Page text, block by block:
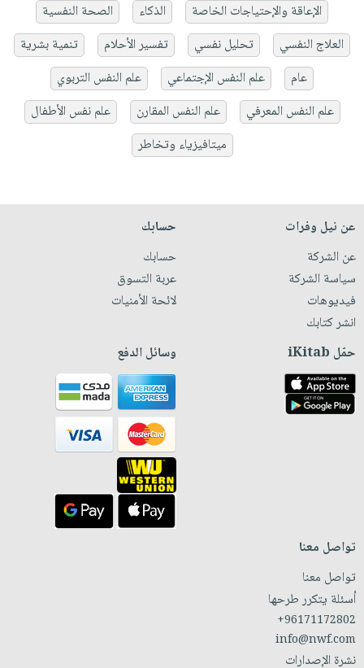
الإعاقة والإحتياجات الخاصة الذكاء
الصحة النفسية
العلاج النفسي
تحليل نفسي تفسير الأحلام
تنمية بشرية
عام
علم النفس الإجتماعي
علم النفس التربوي
علم النفس المعرفي
علم النفس المقارن
علم نفس الأطفال
ميتافيزياء وتخاطر
عن نيل وفرات
عن الشركة
سياسة الشركة
فيديوهات
انشر كتابك
حسابك
حسابك
عربة التسوق
لائحة الأمنيات
حمّل iKitab وسائل الدفع
تواصل معنا
تواصل معنا
أسئلة يتكرر طرحها
+96171172802
info@nwf.com
نشرة الإصدارات